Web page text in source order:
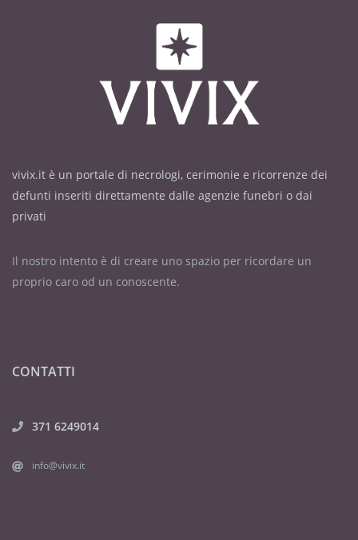
vivix.it è un portale di necrologi, cerimonie e ricorrenze dei
defunti inseriti direttamente dalle agenzie funebri o dai
privati
Il nostro intento è di creare uno spazio per ricordare un
proprio caro od un conoscente.
CONTATTI
371 6249014
info@vivix.it